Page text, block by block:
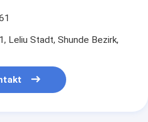
Leliu Stadt, Shunde Bezirk,